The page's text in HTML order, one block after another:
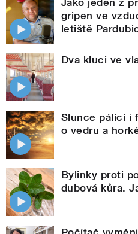
gripen ve
letiště
Dva kluci ve
Slunce pálící i
o vedru a
Bylinky proti
dubová kůra.